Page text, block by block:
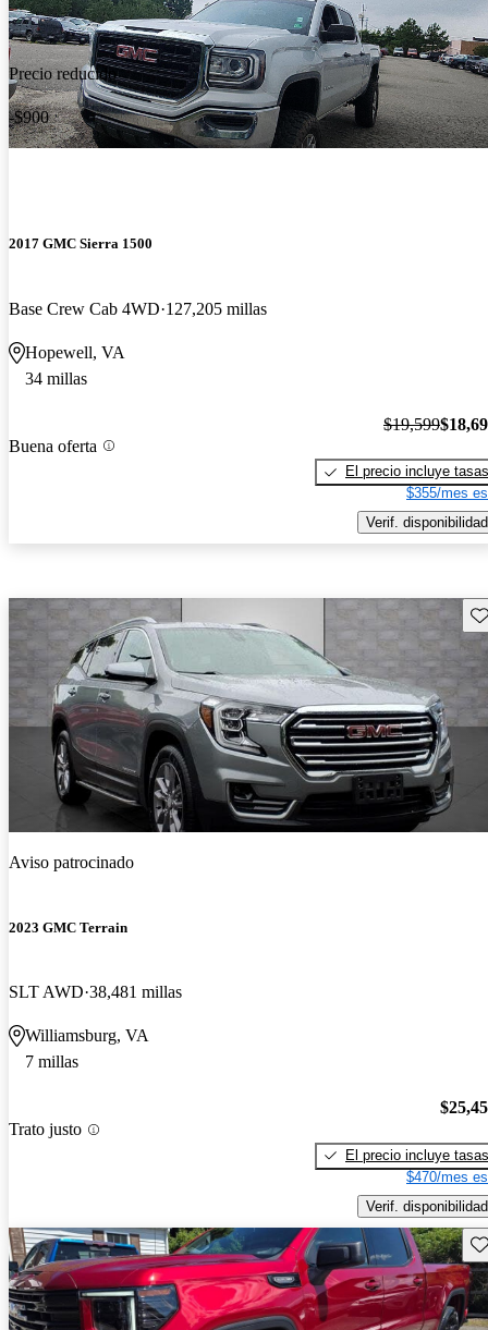
Precio reducido
-$900
2017 GMC Sierra 1500
Base Crew Cab 4WD 127,205 millas
Hopewell, VA
34 millas
Buena oferta
$19,599
El precio incluye tasas
$355/mes
Verif. disponibilidad
Aviso patrocinado
2023 GMC Terrain
SLT AWD 38,481 millas
Williamsburg, VA
7 millas
Trato justo
El precio incluye tasas
$470/mes
Verif. disponibilidad